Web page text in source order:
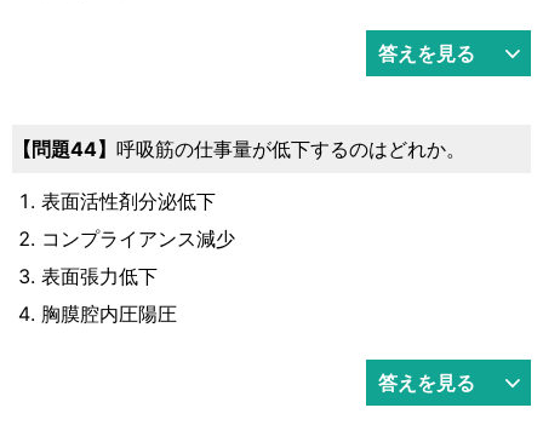
答えを見る
44 呼吸筋の仕事量が低下するのはどれか。
表面活性剤分泌低下
コンプライアンス減少
表面張力低下
胸膜腔内圧陽圧
答えを見る